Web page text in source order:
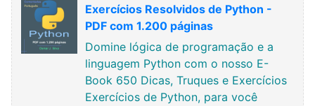
Exercícios Resolvidos de Python -
PDF com 1.200 páginas
Domine lógica de programação e a
linguagem Python com o nosso E-
Book 650 Dicas, Truques e Exercícios
Exercícios de Python, para você